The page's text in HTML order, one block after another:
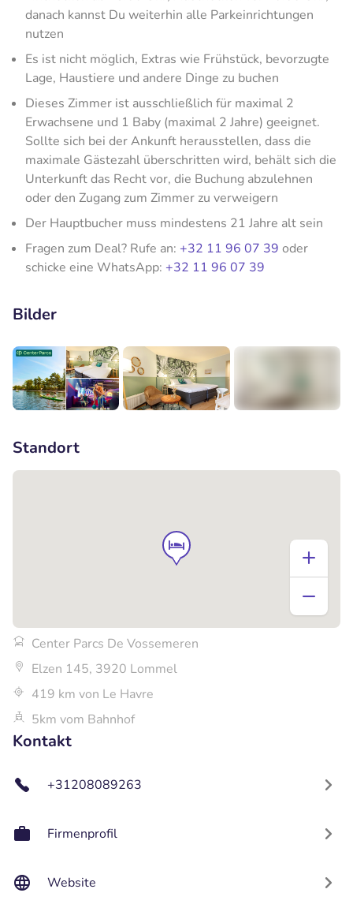
danach kannst Du weiterhin alle Parkeinrichtungen
nutzen
Es ist nicht möglich, Extras wie Frühstück, bevorzugte
Lage, Haustiere und andere Dinge zu buchen
Dieses Zimmer ist ausschließlich für maximal 2
Erwachsene und 1 Baby (maximal 2 Jahre) geeignet.
Sollte sich bei der Ankunft herausstellen, dass die
maximale Gästezahl überschritten wird, behält sich die
Unterkunft das Recht vor, die Buchung abzulehnen
oder den Zugang zum Zimmer zu verweigern
Der Hauptbucher muss mindestens 21 Jahre alt sein
Fragen zum Deal? Rufe an: +32 11 96 07 39 oder
schicke eine WhatsApp: +32 11 96 07 39
Bilder
Standort
Center Parcs De Vossemeren
Elzen 145, 3920 Lommel
419 km von Le Havre
5km vom Bahnhof
Kontakt
+31208089263
Firmenprofil
Website